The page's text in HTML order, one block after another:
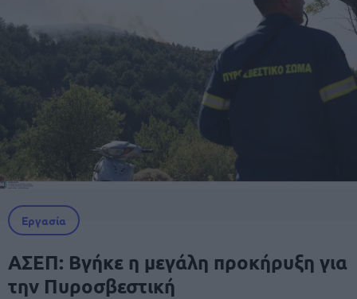
Εργασία
ΑΣΕΠ: Βγήκε η μεγάλη προκήρυξη για
την Πυροσβεστική